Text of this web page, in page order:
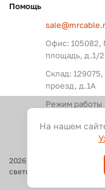
Помощь
Офис: 105082,
площадь, д.1/2
Склад:
проезд, д.1А
Режим работы
2026
Оптовые
светового оборудования
На нашем